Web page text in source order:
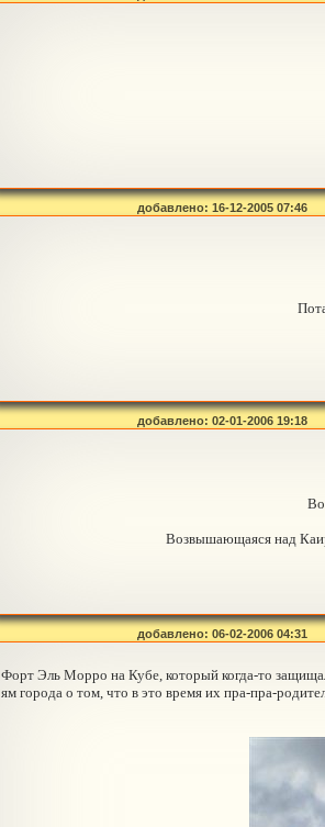
добавлено: 16-12-2005 07:46
добавлено: 02-01-2006 19:18
Возвышающаяся над
добавлено: 06-02-2006 04:31
Форт Эль Морро на Кубе, который когда-то
ям города о том, что в это время их пра-пра-